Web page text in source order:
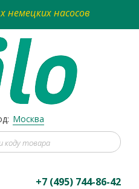
насосов
Москва
+7 (495) 744-86-42